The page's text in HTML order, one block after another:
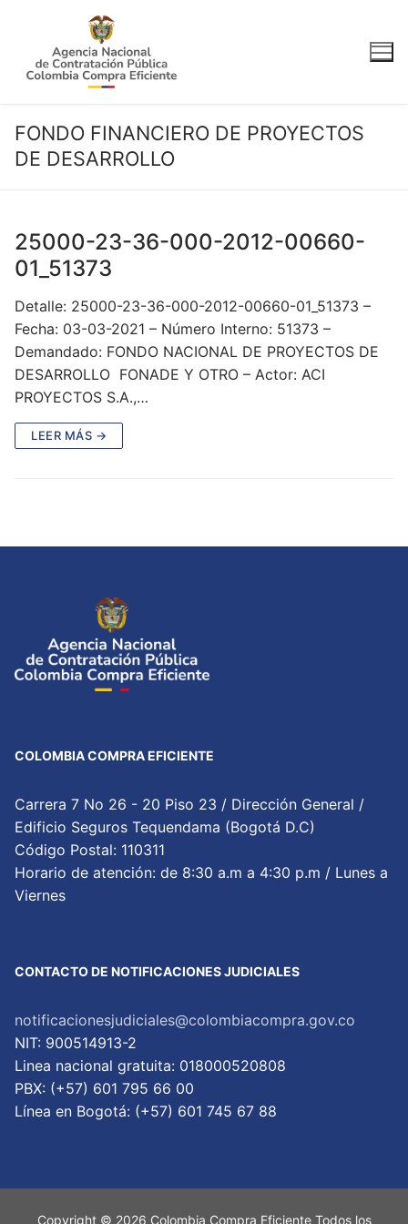
contenido
FONDO FINANCIERO DE PROYECTOS
DE DESARROLLO
25000-23-36-000-2012-00660-
01_51373
Detalle: 25000-23-36-000-2012-00660-01_51373 –
Fecha: 03-03-2021 – Número Interno: 51373 –
Demandado: FONDO NACIONAL DE PROYECTOS DE
DESARROLLO FONADE Y OTRO – Actor: ACI
PROYECTOS S.A.,…
LEER MÁS →
COLOMBIA COMPRA EFICIENTE
Carrera 7 No 26 - 20 Piso 23 / Dirección General /
Edificio Seguros Tequendama (Bogotá D.C)
Código Postal: 110311
Horario de atención: de 8:30 a.m a 4:30 p.m / Lunes a
Viernes
CONTACTO DE NOTIFICACIONES JUDICIALES
notificacionesjudiciales@colombiacompra.gov.co
NIT: 900514913-2
Linea nacional gratuita: 018000520808
PBX: (+57) 601 795 66 00
Lí­nea en Bogotá: (+57) 601 745 67 88
Copyright © 2026 Colombia Compra Eficiente Todos los